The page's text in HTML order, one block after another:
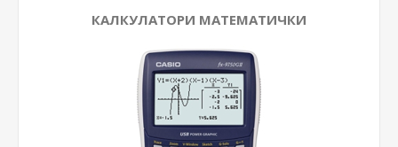
КАЛКУЛАТОРИ МАТЕМАТИЧКИ